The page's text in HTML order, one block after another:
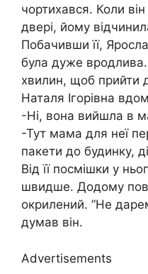
чортихався. Коли він
двері, йому
Побачивши її,
була дуже
хвилин, щоб прийти
Наталя Ігорівна
-Ні, вона вийшла в
-Тут мама для неї
пакети до будинку,
Від її посмішки у
швидше. Додому
окрилений. ”Не
думав він.
Advertisements